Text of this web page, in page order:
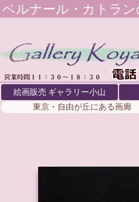
ベルナール・カトラン
絵画販売 ギャラリー小山
東京・自由が丘にある画